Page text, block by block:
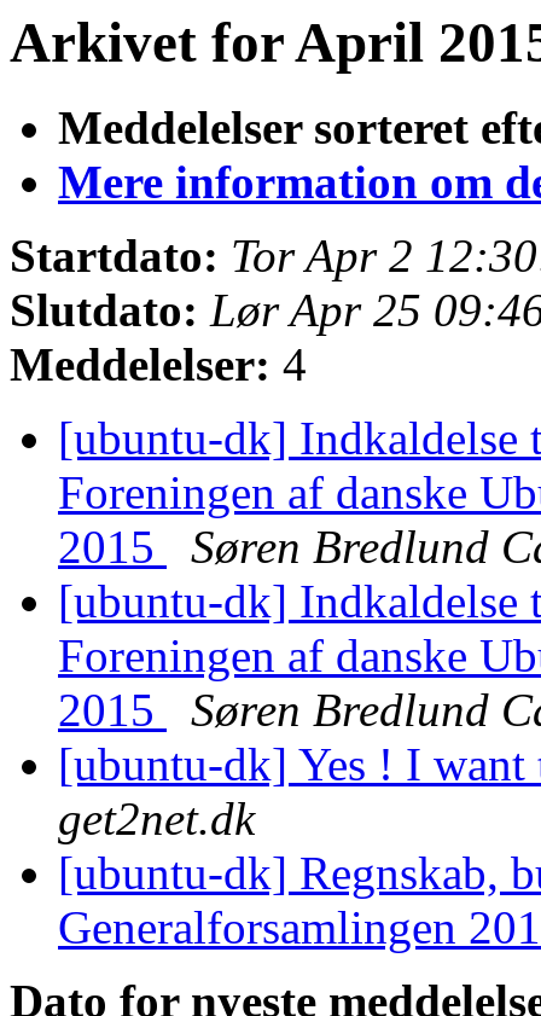
Arkivet for April
Meddelelser sorteret
Mere information om
Startdato: Tor Apr 2
Slutdato: Lør Apr 25
Meddelelser: 4
[ubuntu-dk] Indkaldelse
Foreningen af danske
2015
Søren Bredlund
[ubuntu-dk] Indkaldelse
Foreningen af danske
2015
Søren Bredlund
[ubuntu-dk] Yes ! I
get2net.dk
[ubuntu-dk] Regnskab,
Generalforsamlingen
Dato for nyeste